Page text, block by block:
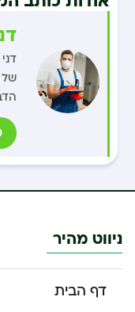
ניווט מהיר
דף הבית